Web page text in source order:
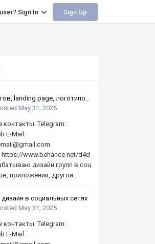
Sign In Sign Up
landing page, логотипов,
| Высокое качество,
May 31, 2025
контакты: Telegram:
E-Mail:
www.behance.net/d4d
дизайн групп в соц
приложений, другой...
в социальных сетях
May 31, 2025
контакты: Telegram:
E-Mail: